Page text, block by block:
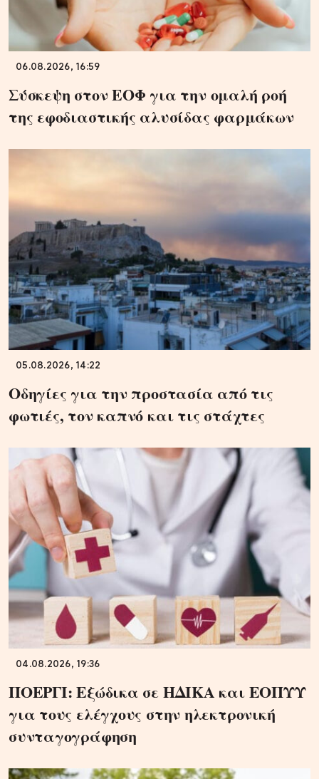
06.08.2026, 16:59
Σύσκεψη στον ΕΟΦ για την ομαλή ροή
της εφοδιαστικής αλυσίδας φαρμάκων
05.08.2026, 14:22
Οδηγίες για την προστασία από τις
φωτιές, τον καπνό και τις στάχτες
04.08.2026, 19:36
ΠΟΕΡΓΙ: Εξώδικα σε ΗΔΙΚΑ και ΕΟΠΥΥ
για τους ελέγχους στην ηλεκτρονική
συνταγογράφηση